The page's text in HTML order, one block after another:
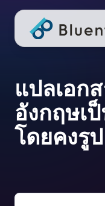
แปลเอก
อังกฤษเ
โดยคงรู